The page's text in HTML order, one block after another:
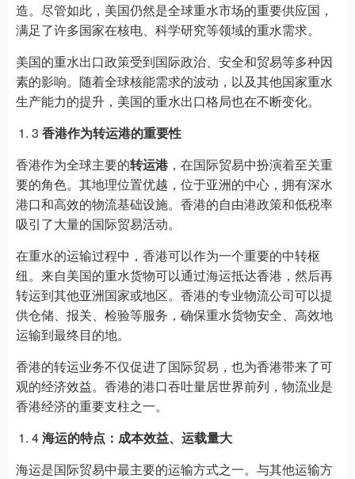
造。尽管如此，美国仍然是全球重水市场的重要供应国，
满足了许多国家在核电、科学研究等领域的重水需求。
美国的重水出口政策受到国际政治、安全和贸易等多种因
素的影响。随着全球核能需求的波动，以及其他国家重水
生产能力的提升，美国的重水出口格局也在不断变化。
3 香港作为转运港的重要性
香港作为全球主要的转运港，在国际贸易中扮演着至关重
要的角色。其地理位置优越，位于亚洲的中心，拥有深水
港口和高效的物流基础设施。香港的自由港政策和低税率
吸引了大量的国际贸易活动。
在重水的运输过程中，香港可以作为一个重要的中转枢
纽。来自美国的重水货物可以通过海运抵达香港，然后再
转运到其他亚洲国家或地区。香港的专业物流公司可以提
供仓储、报关、检验等服务，确保重水货物安全、高效地
运输到最终目的地。
香港的转运业务不仅促进了国际贸易，也为香港带来了可
观的经济效益。香港的港口吞吐量居世界前列，物流业是
香港经济的重要支柱之一。
4海运的特点：成本效益、运载量大
海运是国际贸易中最主要的运输方式之一。与其他运输方